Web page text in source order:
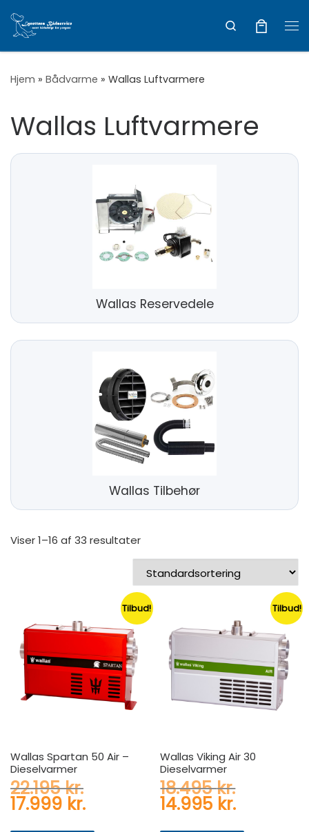
Vis hele indholdet
Search
Hjem » Bådvarme » Wallas Luftvarmere
Wallas Luftvarmere
Wallas Reservedele
Wallas Tilbehør
Viser 1–16 af 33 resultater
Tilbud!
Wallas Spartan 50 Air –
Dieselvarmer
22.195kr.Den oprindelige pris var:
17.999 kr.Den aktuelle pris er:
Tilbud!
Wallas Viking Air 30
Dieselvarmer
18.495kr.Den
14.995 kr.Den